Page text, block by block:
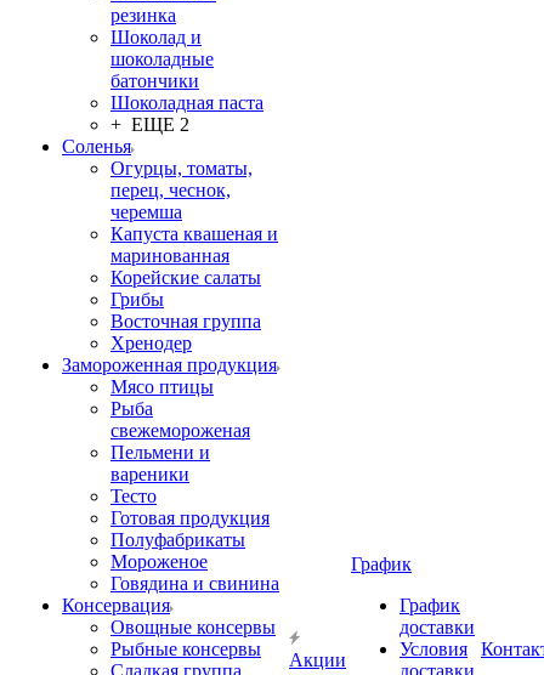
резинка
Шоколад и
шоколадные
батончики
Шоколадная паста
+ ЕЩЕ 2
Соленья
Огурцы, томаты,
перец, чеснок,
черемша
Капуста квашеная и
маринованная
Корейские салаты
Грибы
Восточная группа
Хренодер
Замороженная продукция
Мясо птицы
Рыба
свежемороженая
Пельмени и
вареники
Тесто
Готовая продукция
Полуфабрикаты
Мороженое
Говядина и свинина
Консервация
Овощные консервы
Рыбные консервы
Сладкая группа
Акции
График
График
доставки
Условия
доставки